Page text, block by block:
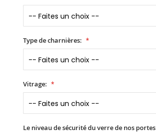
Type de charnières:
Vitrage:
Le niveau de sécurité du verre de nos portes